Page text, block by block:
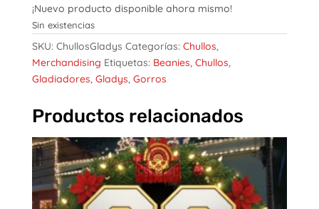
¡Nuevo producto disponible ahora mismo!
Sin existencias
SKU: ChullosGladys Categorías: Chullos,
Merchandising Etiquetas: Beanies, Chullos,
Gladiadores, Gladys, Gorros
Productos relacionados